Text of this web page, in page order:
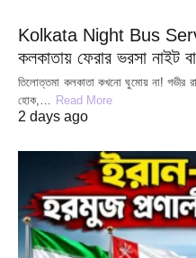
Kolkata Night Bus
কলকাতায় ফেরার ভরসা নাইট
তিলোত্তমা কলকাতা কখনো ঘুমোয় না! গভীর
হোক,…
Read More
2 days ago